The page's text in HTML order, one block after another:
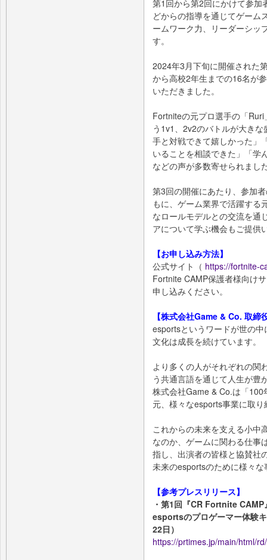
第1回から第2回にかけて参加
どからの指導を通じてゲーム
ームワーク力、リーダーシッ
す。
2024年3月下旬に開催された
から高校2年生までの16名が
いただきました。
Fortniteの元プロ選手の「
う1v1、2v2のバトルが大き
手と対戦できて嬉しかった」
いることを相談できた」「学
などの声が多数寄せられまし
第3回の開催にあたり、参加
もに、ゲーム業界で活躍する
なロールモデルとの交流を通
アについて学ぶ機会もご提供
【お申し込み方法】
公式サイト（ https://fortnite-
Fortnite CAMP保護者様向け
申し込みください。
【株式会社Game & Co. 取
esportsというワードが世の
文化は成長を続けています。
より多くの人がそれぞれの関
う共通言語を通じて人生が豊
株式会社Game & Co.は「
元、様々なesports事業に取
これからの未来を支える小中
なのか、ゲームに関わる仕事
指し、出演者の皆様と協賛社
未来のesportsのために様々
【参考プレスリリース】
・第1回『CR Fortnite
esportsのプロゲーマー体験
22日）
https://prtimes.jp/main/html/